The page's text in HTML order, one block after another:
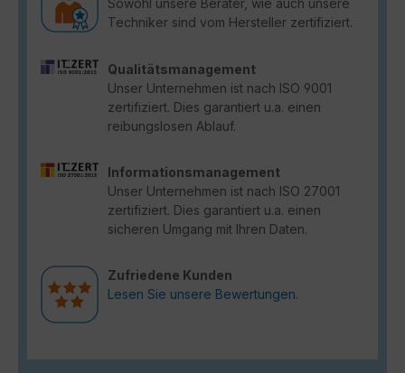
Sowohl unsere Berater, wie auch unsere
Techniker sind vom Hersteller zertifiziert.
Qualitätsmanagement
Unser Unternehmen ist nach ISO 9001
zertifiziert. Dies garantiert u.a. einen
reibungslosen Ablauf.
Informationsmanagement
Unser Unternehmen ist nach ISO 27001
zertifiziert. Dies garantiert u.a. einen
sicheren Umgang mit Ihren Daten.
Zufriedene Kunden
Lesen Sie unsere Bewertungen.